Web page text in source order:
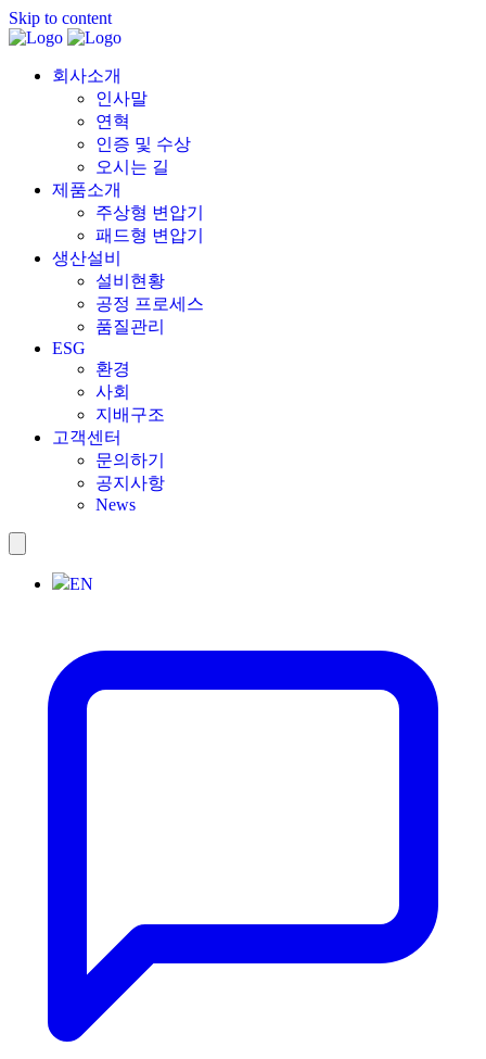
Skip to content
회사소개
인사말
연혁
인증 및 수상
오시는 길
제품소개
주상형 변압기
패드형 변압기
생산설비
설비현황
공정 프로세스
품질관리
ESG
환경
사회
지배구조
고객센터
문의하기
공지사항
News
EN